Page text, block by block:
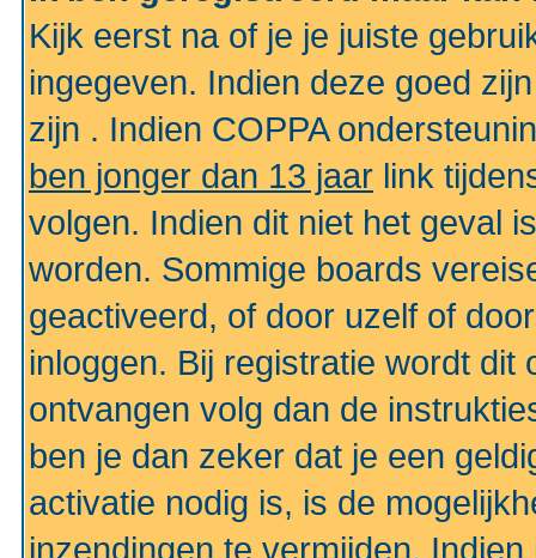
Kijk eerst na of je je juiste
ingegeven. Indien deze goed
zijn . Indien COPPA
ben jonger dan 13 jaar link
volgen. Indien dit niet het geval
worden. Sommige boards
geactiveerd, of door uzelf of
inloggen. Bij registratie wordt dit
ontvangen volg dan de
ben je dan zeker dat je een
activatie nodig is, is de
inzendingen te vermijden.